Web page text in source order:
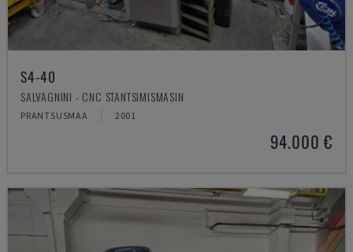
S4-40
SALVAGNINI - CNC STANTSIMISMASIN
PRANTSUSMAA 2001
94.000 €